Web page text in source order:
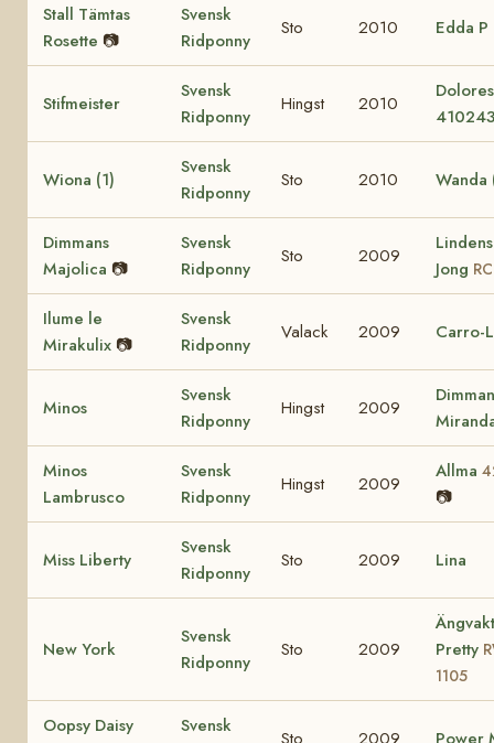
Stall Tämtas
Rosette 📷
Svensk
Ridponny
Sto 2010 Edda P
Stifmeister
Svensk
Ridponny
Hingst 2010
Wiona (1)
Svensk
Ridponny
Sto 2010 Wanda
Dimmans
Majolica 📷
Svensk
Ridponny
Sto 2009
Jong
Ilume le
Mirakulix 📷
Svensk
Ridponny
Valack 2009 Carro-
Minos
Svensk
Ridponny
Hingst 2009
Minos
Lambrusco
Svensk
Ridponny
Hingst 2009
Allma
📷
Miss Liberty
Svensk
Ridponny
Sto 2009 Lina
New York
Svensk
Ridponny
Sto 2009
Pretty
1105
Oopsy Daisy
Svensk